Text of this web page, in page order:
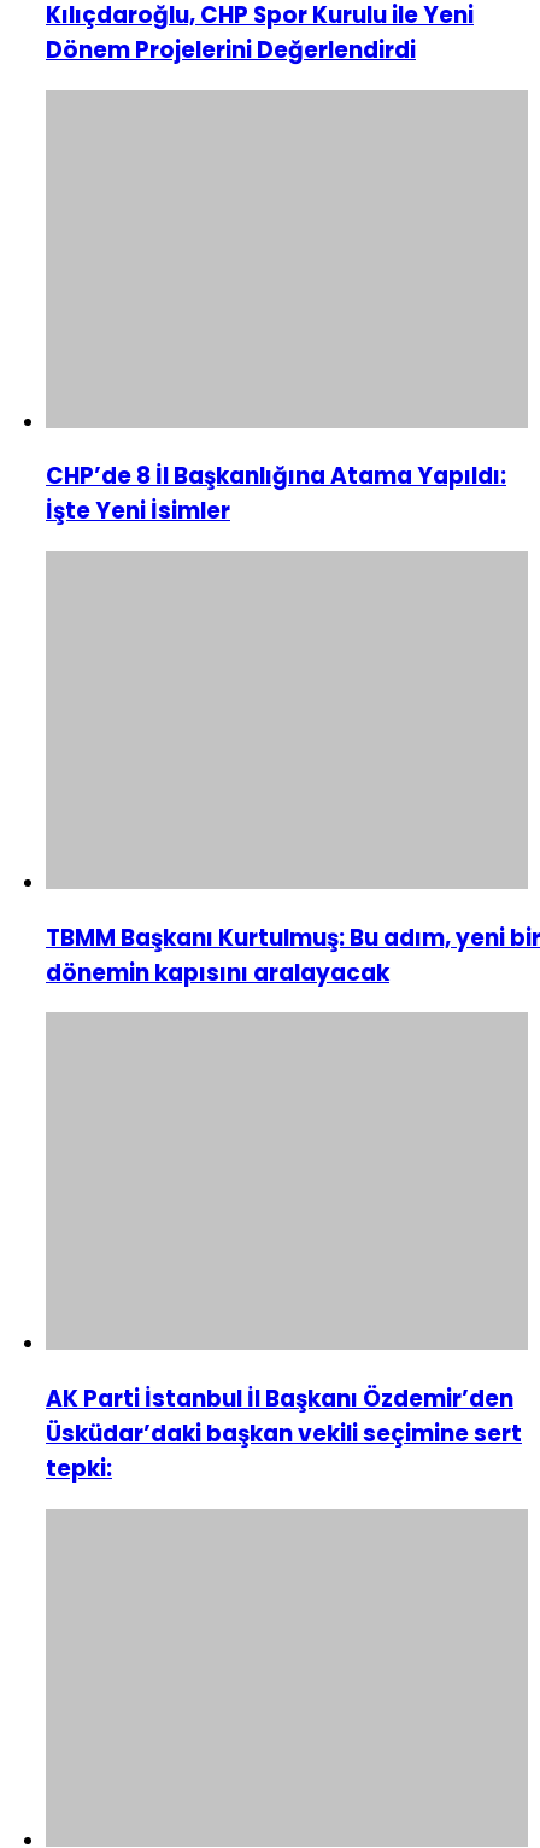
Kılıçdaroğlu, CHP Spor Kurulu ile Yeni
Dönem Projelerini Değerlendirdi
CHP’de 8 İl Başkanlığına Atama Yapıldı:
İşte Yeni İsimler
TBMM Başkanı Kurtulmuş: Bu adım, yeni bir
dönemin kapısını aralayacak
AK Parti İstanbul İl Başkanı Özdemir’den
Üsküdar’daki başkan vekili seçimine sert
tepki: